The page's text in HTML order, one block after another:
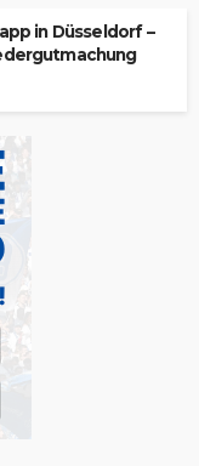
in Düsseldorf –